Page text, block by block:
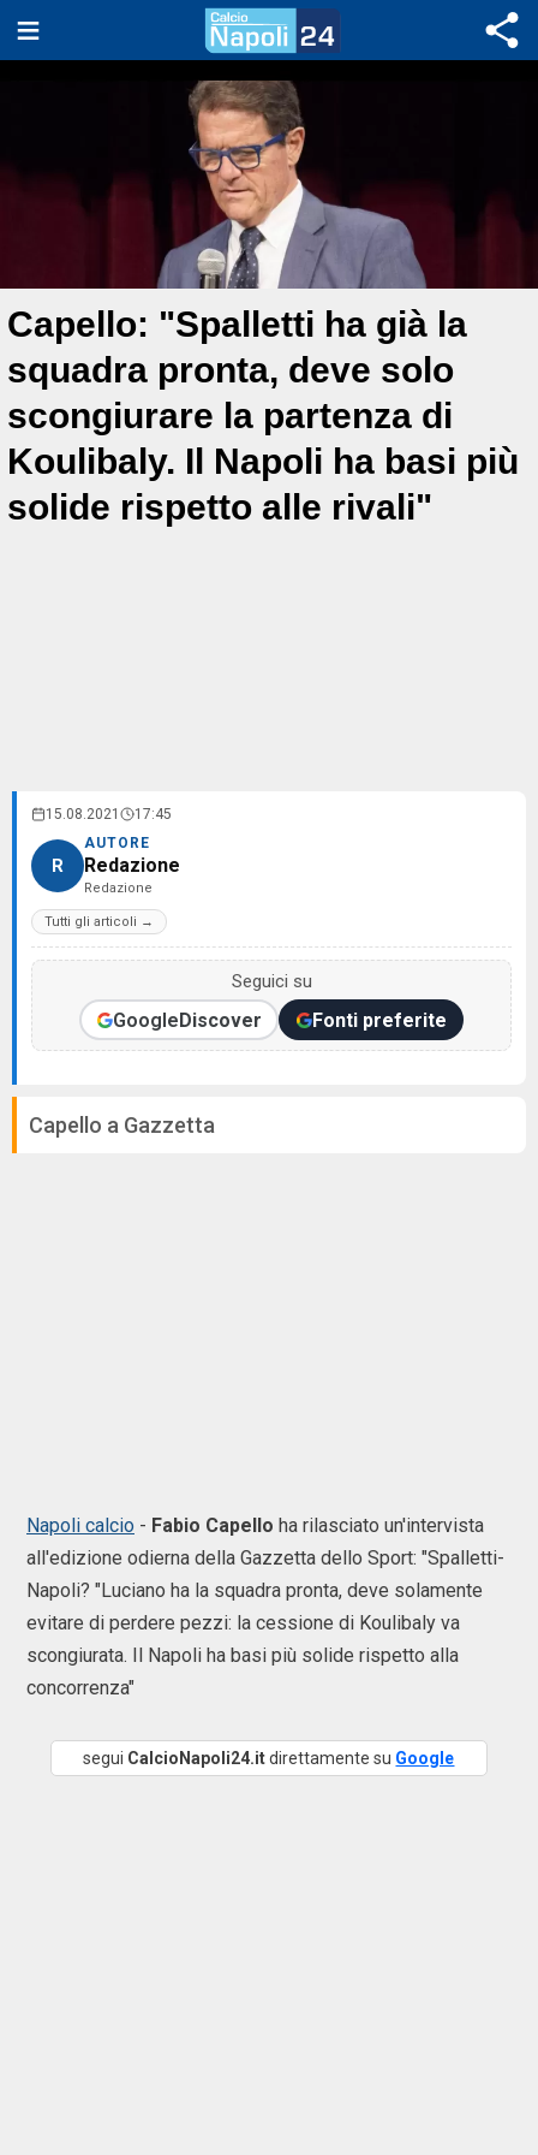
Capello: "Spalletti ha già la
squadra pronta, deve solo
scongiurare la partenza di
Koulibaly. Il Napoli ha basi più
solide rispetto alle rivali"
15.08.2021 17:45
R
AUTORE
Redazione
Redazione
Tutti gli articoli →
Seguici su
GoogleDiscover Fonti preferite
Capello a Gazzetta
Napoli calcio - Fabio Capello ha rilasciato un'intervista
all'edizione odierna della Gazzetta dello Sport: "Spalletti-
Napoli? "Luciano ha la squadra pronta, deve solamente
evitare di perdere pezzi: la cessione di Koulibaly va
scongiurata. Il Napoli ha basi più solide rispetto alla
concorrenza"
segui CalcioNapoli24.itdirettamente su Google